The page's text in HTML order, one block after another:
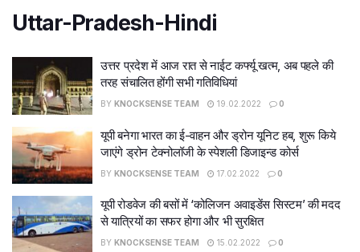
Uttar-Pradesh-Hindi
उत्तर प्रदेश में आज रात से नाईट कर्फ्यू खत्म, अब पहले की
तरह संचालित होंगी सभी गतिविधियां
BY KNOCKSENSE TEAM 19.02.2022 0
यूपी बनेगा भारत का ई-वाहन और ड्रोन यूनिट हब, शुरू किये
जाएंगे ड्रोन टेक्नोलॉजी के स्पेशली डिजाइन्ड कोर्स
BY KNOCKSENSE TEAM 17.02.2022 0
यूपी रोडवेज की बसों में ‘कोलिजन अवाइडेंस सिस्टम’ की मदद
से यात्रियों का सफर होगा और भी सुरक्षित
BY KNOCKSENSE TEAM 15.02.2022 0